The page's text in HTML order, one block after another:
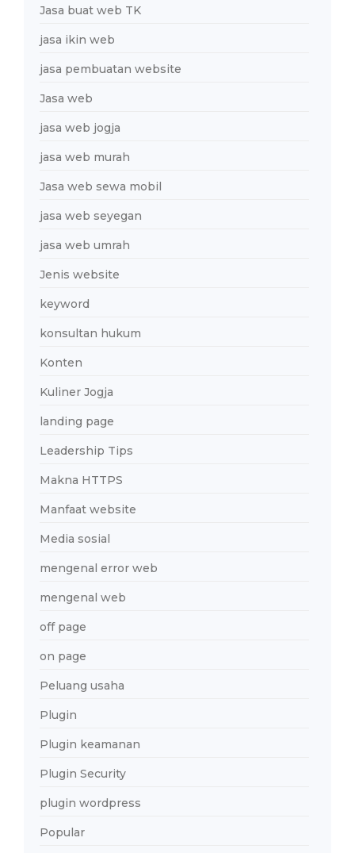
Jasa buat web TK
jasa ikin web
jasa pembuatan website
Jasa web
jasa web jogja
jasa web murah
Jasa web sewa mobil
jasa web seyegan
jasa web umrah
Jenis website
keyword
konsultan hukum
Konten
Kuliner Jogja
landing page
Leadership Tips
Makna HTTPS
Manfaat website
Media sosial
mengenal error web
mengenal web
off page
on page
Peluang usaha
Plugin
Plugin keamanan
Plugin Security
plugin wordpress
Popular